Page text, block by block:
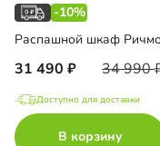
-10%
Распашной шкаф
31 490 34 990
Доступно для доставки
В корзину